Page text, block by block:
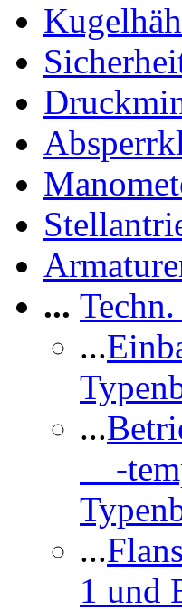
...
...
...
-
...
1 und